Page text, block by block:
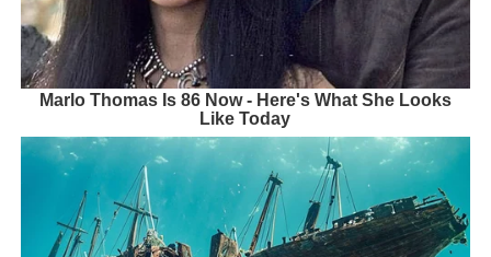
Marlo Thomas Is 86 Now - Here's What She Looks
Like Today